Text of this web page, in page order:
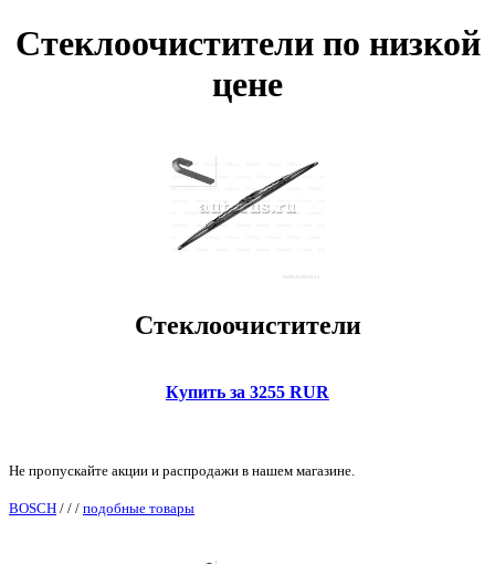
Стеклоочистители по низкой
цене
Стеклоочистители
Купить за 3255 RUR
Не пропускайте акции и распродажи в нашем магазине.
BOSCH / / / подобные товары